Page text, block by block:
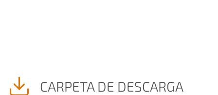
CARPETA DE DESCARGA